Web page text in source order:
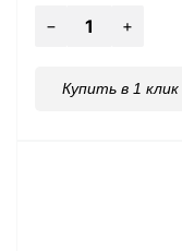
Купить в 1 клик